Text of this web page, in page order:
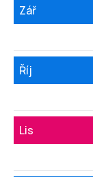
Zář
Říj
Lis